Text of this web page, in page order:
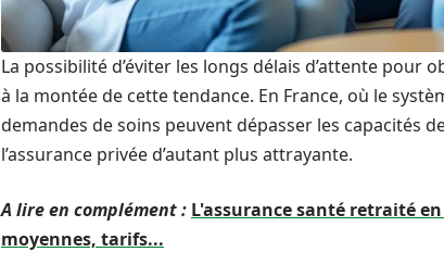
La possibilité d’éviter les longs délais d’attente
à la montée de cette tendance. En France, où le
demandes de soins peuvent dépasser les capacités
l’assurance privée d’autant plus attrayante.
A lire en complément : L'assurance santé retraité
moyennes, tarifs...